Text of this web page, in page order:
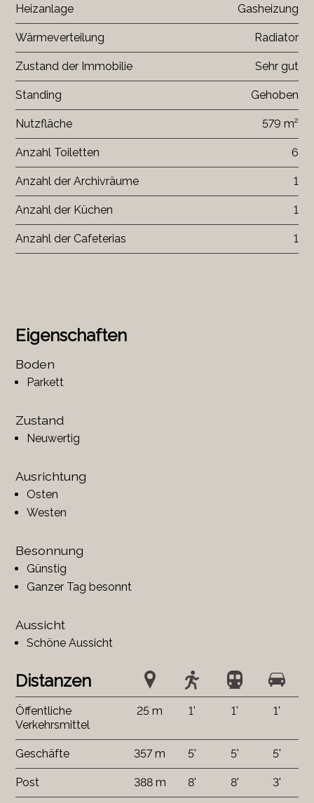
Eigenschaften
Boden
Parkett
Zustand
Neuwertig
Ausrichtung
Osten
Westen
Besonnung
Günstig
Ganzer Tag besonnt
Aussicht
Schöne Aussicht
Distanzen
Öffentliche
Verkehrsmittel
25 m 1' 1' 1'
Geschäfte 357 m 5' 5' 5'
Post 388 m 8' 8' 3'
Heizanlage Gasheizung
Wärmeverteilung Radiator
Zustand der Immobilie Sehr gut
Standing Gehoben
Nutzfläche 579 m²
Anzahl Toiletten 6
Anzahl der Archivräume 1
Anzahl der Küchen 1
Anzahl der Cafeterias 1